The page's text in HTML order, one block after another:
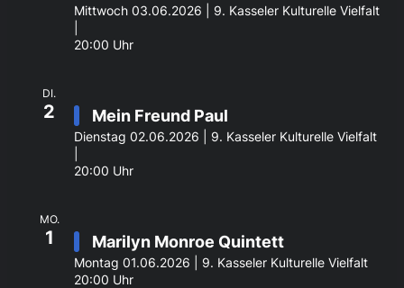
Mittwoch 03.06.2026 | 9. Kasseler Kulturelle Vielfalt
20:00 Uhr
DI.
2 Mein Freund Paul
Dienstag 02.06.2026 | 9. Kasseler Kulturelle Vielfalt
20:00 Uhr
MO.
1 Marilyn Monroe Quintett
Montag 01.06.2026 | 9. Kasseler Kulturelle Vielfalt
20:00 Uhr